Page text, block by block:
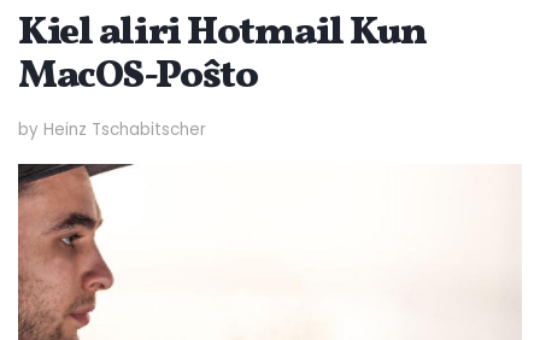
Kiel aliri Hotmail Kun
MacOS-Poŝto
by Heinz Tschabitscher